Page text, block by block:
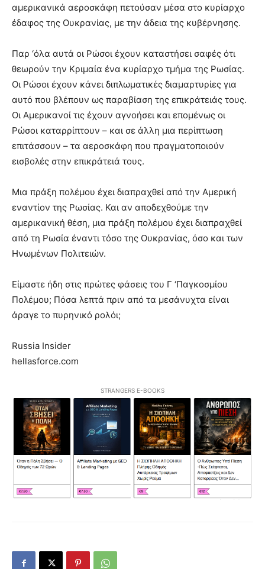
αμερικανικά αεροσκάφη πετούσαν μέσα στο κυρίαρχο
έδαφος της Ουκρανίας, με την άδεια της κυβέρνησης.
Παρ ‘όλα αυτά οι Ρώσοι έχουν καταστήσει σαφές ότι
θεωρούν την Κριμαία ένα κυρίαρχο τμήμα της Ρωσίας.
Οι Ρώσοι έχουν κάνει διπλωματικές διαμαρτυρίες για
αυτό που βλέπουν ως παραβίαση της επικράτειάς τους.
Οι Αμερικανοί τις έχουν αγνοήσει και επομένως οι
Ρώσοι καταρρίπτουν – και σε άλλη μια περίπτωση
επιτάσσουν – τα αεροσκάφη που πραγματοποιούν
εισβολές στην επικράτειά τους.
Μια πράξη πολέμου έχει διαπραχθεί από την Αμερική
εναντίον της Ρωσίας. Και αν αποδεχθούμε την
αμερικανική θέση, μια πράξη πολέμου έχει διαπραχθεί
από τη Ρωσία έναντι τόσο της Ουκρανίας, όσο και των
Ηνωμένων Πολιτειών.
Είμαστε ήδη στις πρώτες φάσεις του Γ ‘Παγκοσμίου
Πολέμου; Πόσα λεπτά πριν από τα μεσάνυχτα είναι
άραγε το πυρηνικό ρολόι;
Russia Insider
hellasforce.com
STRANGERS E-BOOKS